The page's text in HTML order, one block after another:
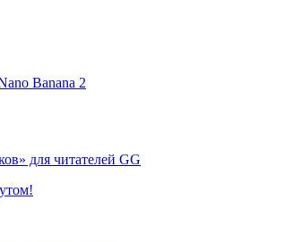
Banana 2
для читателей GG